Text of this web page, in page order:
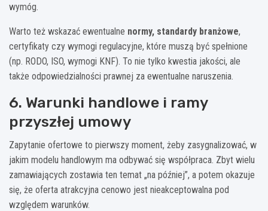
wymóg.
Warto też wskazać ewentualne normy, standardy branżowe,
certyfikaty czy wymogi regulacyjne, które muszą być spełnione
(np. RODO, ISO, wymogi KNF). To nie tylko kwestia jakości, ale
także odpowiedzialności prawnej za ewentualne naruszenia.
6. Warunki handlowe i ramy
przyszłej umowy
Zapytanie ofertowe to pierwszy moment, żeby zasygnalizować, w
jakim modelu handlowym ma odbywać się współpraca. Zbyt wielu
zamawiających zostawia ten temat „na później”, a potem okazuje
się, że oferta atrakcyjna cenowo jest nieakceptowalna pod
względem warunków.